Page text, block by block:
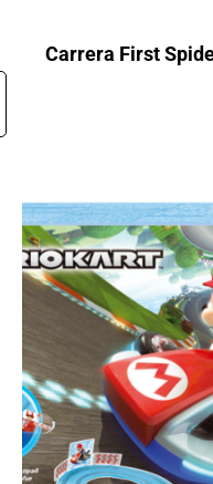
Carrera First